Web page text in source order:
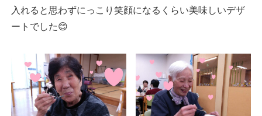
入れると思わずにっこり笑顔になるくらい美味しいデザ
ートでした😊